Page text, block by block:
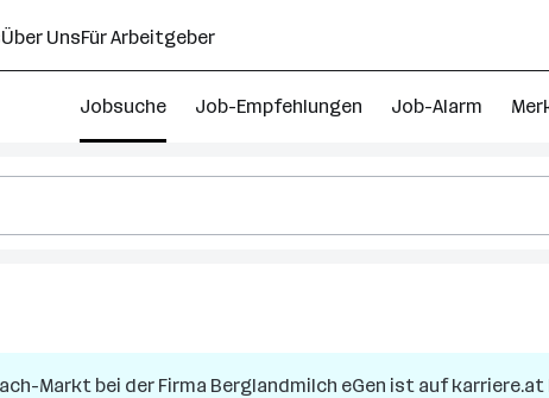
Über UnsFür Arbeitgeber
Jobsuche Job-Empfehlungen Job-Alarm
Markt bei der Firma Berglandmilch eGen ist auf karriere.at